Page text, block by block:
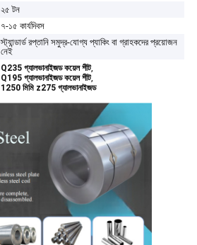
২৫ টন
৭-১৫ কার্যদিবস
স্ট্যান্ডার্ড রপ্তানি সমুদ্র-যোগ্য প্যাকিং বা গ্রাহকদের প্রয়োজন
নেই
Q235 গ্যালভানাইজড কয়েল শীট,
Q195 গ্যালভানাইজড কয়েল শীট,
1250 মিমি z275 গ্যালভানাইজড